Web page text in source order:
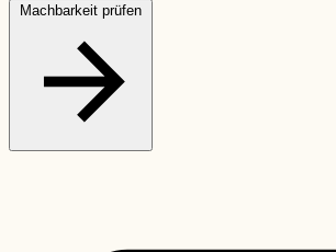
Machbarkeit prüfen